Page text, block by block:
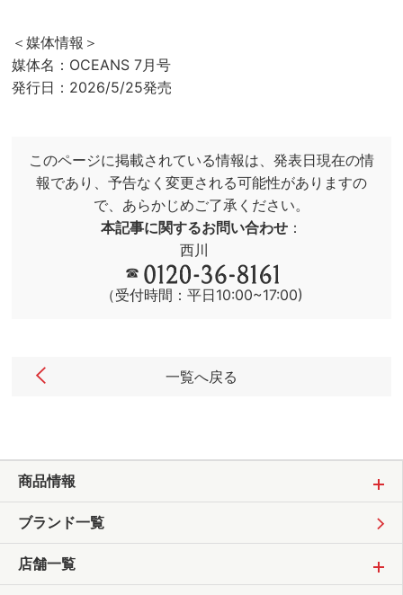
＜媒体情報＞
媒体名：OCEANS 7月号
発行日：2026/5/25発売
このページに掲載されている情報は、発表日現在の情
報であり、予告なく変更される可能性がありますの
で、あらかじめご了承ください。
本記事に関するお問い合わせ ：
西川
☎
（受付時間：平日10:00~17:00)
一覧へ戻る
商品情報
ブランド一覧
店舗一覧